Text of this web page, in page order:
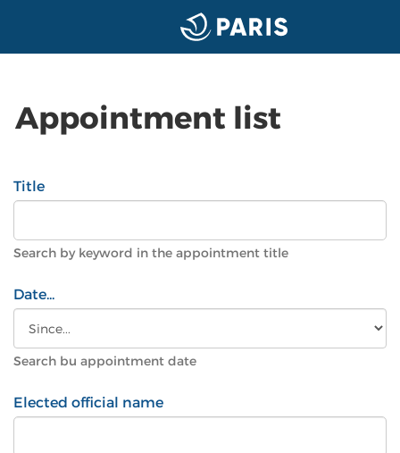
Appointment list
Title
Search by keyword in the appointment title
Date...
Search bu appointment date
Elected official name